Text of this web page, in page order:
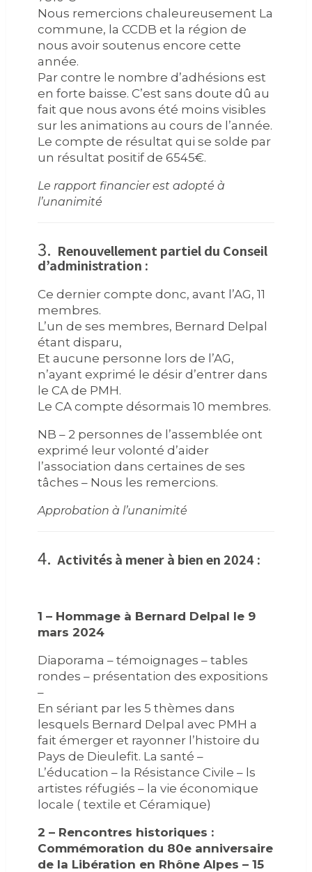
Nous remercions chaleureusement La
commune, la CCDB et la région de
nous avoir soutenus encore cette
année.
Par contre le nombre d’adhésions est
en forte baisse. C’est sans doute dû au
fait que nous avons été moins visibles
sur les animations au cours de l’année.
Le compte de résultat qui se solde par
un résultat positif de 6545€.
Le rapport financier est adopté à
l’unanimité
3. Renouvellement partiel du Conseil
d’administration :
Ce dernier compte donc, avant l’AG, 11
membres.
L’un de ses membres, Bernard Delpal
étant disparu,
Et aucune personne lors de l’AG,
n’ayant exprimé le désir d’entrer dans
le CA de PMH.
Le CA compte désormais 10 membres.
NB – 2 personnes de l’assemblée ont
exprimé leur volonté d’aider
l’association dans certaines de ses
tâches – Nous les remercions.
Approbation à l’unanimité
4. Activités à mener à bien en 2024 :
1 – Hommage à Bernard Delpal le 9
mars 2024
Diaporama – témoignages – tables
rondes – présentation des expositions
–
En sériant par les 5 thèmes dans
lesquels Bernard Delpal avec PMH a
fait émerger et rayonner l’histoire du
Pays de Dieulefit. La santé –
L’éducation – la Résistance Civile – ls
artistes réfugiés – la vie économique
locale ( textile et Céramique)
2 – Rencontres historiques :
Commémoration du 80e anniversaire
de la Libération en Rhône Alpes – 15